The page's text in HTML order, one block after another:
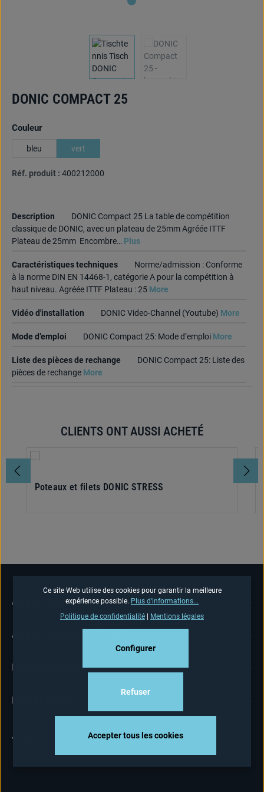
DONIC COMPACT 25
Sélectionnez
Couleur
bleu vert
Réf. produit : 400212000
Description
DONIC Compact 25 La table de compétition
classique de DONIC, avec un plateau de 25mm Agréée ITTF
Plateau de 25mm Encombre… Plus
Caractéristiques techniques
Norme/admission : Conforme
à la norme DIN EN 14468-1, catégorie A pour la compétition à
haut niveau. Agréée ITTF Plateau : 25 More
Vidéo d'installation DONIC Video-Channel (Youtube) More
Mode d’emploi DONIC Compact 25: Mode d’emploi More
Liste des pièces de rechange
DONIC Compact 25: Liste des
pièces de rechange More
Ignorer la galerie de produits
CLIENTS ONT AUSSI ACHETÉ
Poteaux et filets DONIC STRESS
ASSISTANCE TÉLÉPHONIQUE
ASSISTANCE BOUTIQUE
INFORMATIONS
Ce site Web utilise des cookies pour garantir la meilleure
expérience possible. Plus d'informations...
Politique de confidentialité
Mentions légales
Refuser
Configurer
Accepter tous les cookies